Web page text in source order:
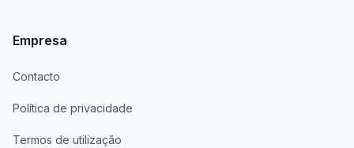
Empresa
Contacto
Política de privacidade
Termos de utilização